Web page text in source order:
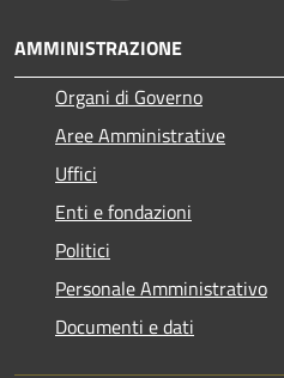
AMMINISTRAZIONE
Organi di Governo
Aree Amministrative
Uffici
Enti e fondazioni
Politici
Personale Amministrativo
Documenti e dati